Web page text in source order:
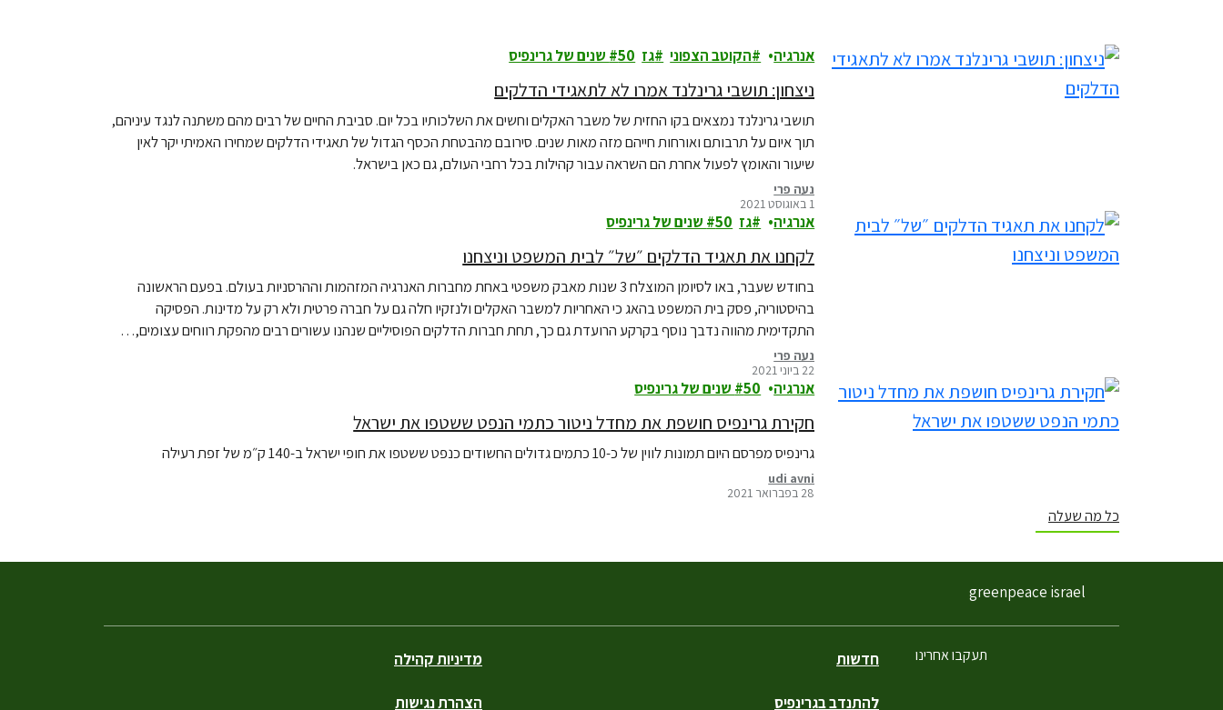
אנרגיה הקוטב הצפוני גז 50 שנים של גרינפיס
ניצחון: תושבי גרינלנד אמרו לא לתאגידי הדלקים
תושבי גרינלנד נמצאים בקו החזית של משבר האקלים וחשים את השלכותיו בכל יום. סביבת החיים של רבים מהם משתנה לנגד עיניהם,
תוך איום על תרבותם ואורחות חייהם מזה מאות שנים. סירובם מהבטחת הכסף הגדול של תאגידי הדלקים שמחירו האמיתי יקר לאין
שיעור והאומץ לפעול אחרת הם השראה עבור קהילות בכל רחבי העולם, גם כאן בישראל.
נעה פרי
1 באוגוסט 2021
אנרגיה גז 50 שנים של גרינפיס
לקחנו את תאגיד הדלקים ״של״ לבית המשפט וניצחנו
בחודש שעבר, באו לסיומן המוצלח 3 שנות מאבק משפטי באחת מחברות האנרגיה המזהמות וההרסניות בעולם. בפעם הראשונה
בהיסטוריה, פסק בית המשפט בהאג כי האחריות למשבר האקלים ולנזקיו חלה גם על חברה פרטית ולא רק על מדינות. הפסיקה
התקדימית מהווה נדבך נוסף בקרקע הרועדת גם כך, תחת חברות הדלקים הפוסיליים שנהנו עשורים רבים מהפקת רווחים עצומים,…
נעה פרי
22 ביוני 2021
אנרגיה 50 שנים של גרינפיס
חקירת גרינפיס חושפת את מחדל ניטור כתמי הנפט ששטפו את ישראל
גרינפיס מפרסם היום תמונות לווין של כ-10 כתמים גדולים החשודים כנפט ששטפו את חופי ישראל ב-140 ק״מ של זפת רעילה
udi avni
28 בפברואר 2021
כל מה שעלה
תעקבו אחרינו חדשות
להתנדב בגרינפיס
מדיניות קהילה
הצהרת נגישות